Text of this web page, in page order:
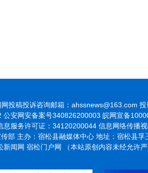
投稿投诉咨询邮箱：ahssnews@163.com
公安网安备案号340826200003 皖网宣备
息服务许可证：34120200044 信息网络传播
部 主办：宿松县融媒体中心 地址：宿松县
闻网 宿松门户网 （本站原创内容未经允许